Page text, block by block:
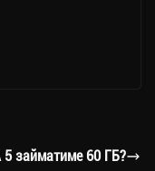
5 займатиме 60 ГБ?